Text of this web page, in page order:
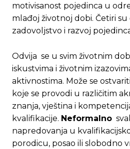
motivisanost pojedinca u
mlađoj životnoj dobi. Četiri
zadovoljstvo i razvoj
Odvija se u svim životnim
iskustvima i životnim
aktivnostima. Može se
koje se provodi u različitim
znanja, vještina i
kvalifikacije. Neformalno
napredovanja u
porodicu, posao ili slobodno